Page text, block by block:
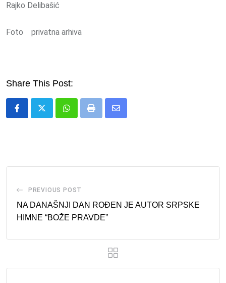
Rajko Delibašić
Foto privatna arhiva
Share This Post:
Whatsapp
Print
Share
PREVIOUS POST
NA DANAŠNJI DAN ROĐEN JE AUTOR SRPSKE
HIMNE “BOŽE PRAVDE”